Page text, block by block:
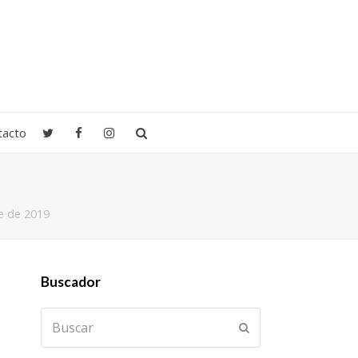
de 2019
Buscador